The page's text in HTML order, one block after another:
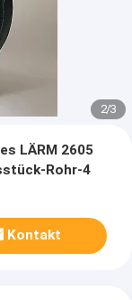
2/3
LÄRM 2605
Rohr-4
Kontakt